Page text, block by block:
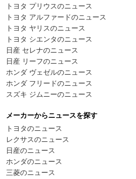
トヨタ プリウスのニュース
トヨタ アルファードのニュース
トヨタ ヤリスのニュース
トヨタ シエンタのニュース
日産 セレナのニュース
日産 リーフのニュース
ホンダ ヴェゼルのニュース
ホンダ フリードのニュース
スズキ ジムニーのニュース
メーカーからニュースを探す
トヨタのニュース
レクサスのニュース
日産のニュース
ホンダのニュース
三菱のニュース